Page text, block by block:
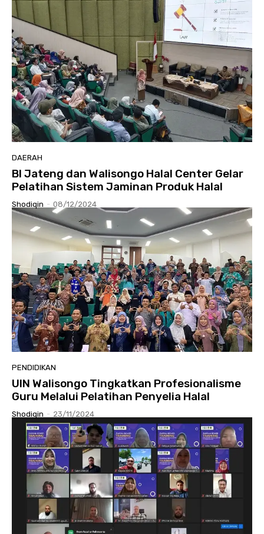
DAERAH
BI Jateng dan Walisongo Halal Center Gelar
Pelatihan Sistem Jaminan Produk Halal
Shodiqin - 08/12/2024
PENDIDIKAN
UIN Walisongo Tingkatkan Profesionalisme
Guru Melalui Pelatihan Penyelia Halal
Shodiqin - 23/11/2024